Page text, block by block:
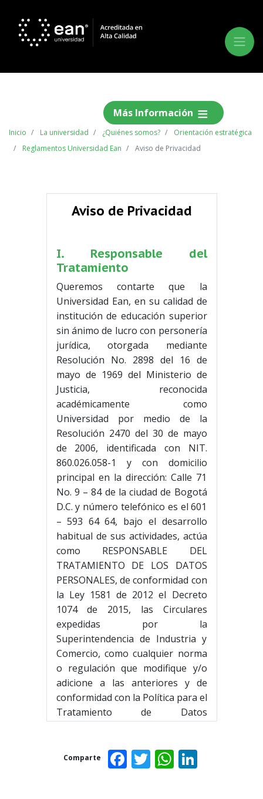
Más Información
Inicio La universidad ¿Quiénes somos?
Orientación estratégica
Reglamentos Universidad Ean
Aviso de Privacidad
Aviso de Privacidad
I. Responsable del
Tratamiento
Queremos contarte que la
Universidad Ean, en su calidad de
institución de educación superior
sin ánimo de lucro con personería
jurídica, otorgada mediante
Resolución No. 2898 del 16 de
mayo de 1969 del Ministerio de
Justicia, reconocida
académicamente como
Universidad por medio de la
Resolución 2470 del 30 de mayo
de 2006, identificada con NIT.
860.026.058-1 y con domicilio
principal en la dirección: Calle 71
No. 9 – 84 de la ciudad de Bogotá
D.C. y número telefónico es el 601
– 593 64 64, bajo el desarrollo
habitual de sus actividades, actúa
como RESPONSABLE DEL
TRATAMIENTO DE LOS DATOS
PERSONALES, de conformidad con
la Ley 1581 de 2012 el Decreto
1074 de 2015, las Circulares
expedidas por la
Superintendencia de Industria y
Comercio, como cualquier norma
o regulación que modifique y/o
adicione a las anteriores y de
conformidad con la Política para el
Tratamiento de Datos
personales
Comparte Facebook
Twitter